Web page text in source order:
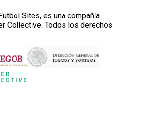
Sites, es una compañía
Collective. Todos los derechos